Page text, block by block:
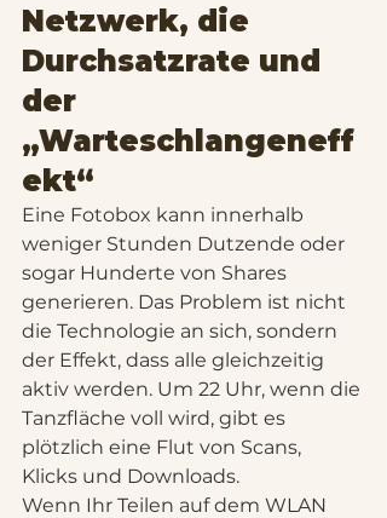
Netzwerk, die
Durchsatzrate und
der
„Warteschlangeneff
ekt“
Eine Fotobox kann innerhalb
weniger Stunden Dutzende oder
sogar Hunderte von Shares
generieren. Das Problem ist nicht
die Technologie an sich, sondern
der Effekt, dass alle gleichzeitig
aktiv werden. Um 22 Uhr, wenn die
Tanzfläche voll wird, gibt es
plötzlich eine Flut von Scans,
Klicks und Downloads.
Wenn Ihr Teilen auf dem WLAN